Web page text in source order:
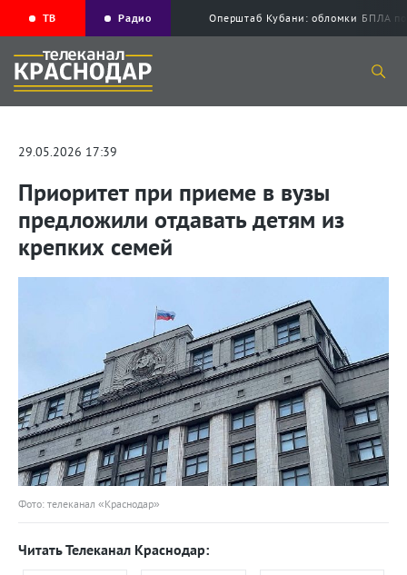
ТВ Радио Оперштаб Кубани: обломки БПЛА
29.05.2026 17:39
Приоритет при приеме в вузы
предложили отдавать детям из
крепких семей
Фото: телеканал «Краснодар»
Читать Телеканал Краснодар: